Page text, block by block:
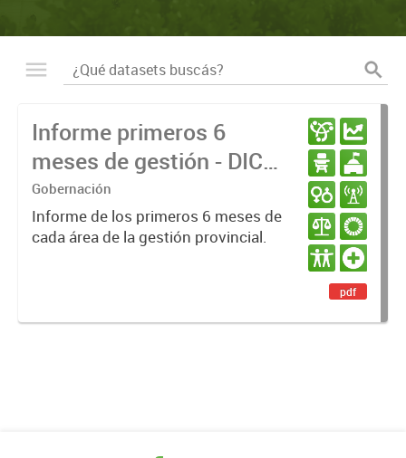
Informe primeros 6
meses de gestión - DIC
23 / JUN 24
Gobernación
Informe de los primeros 6 meses de
cada área de la gestión provincial.
pdf